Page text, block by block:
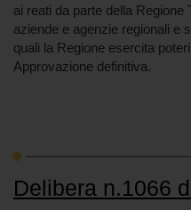
ai reati da parte della Regione
aziende e agenzie regionali e
quali la Regione esercita
Approvazione definitiva.
Delibera n.1066